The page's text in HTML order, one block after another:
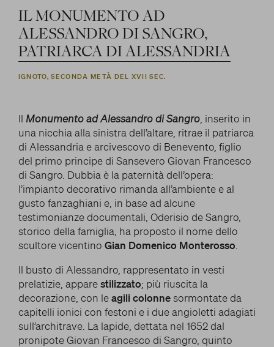
ILMONUMENTO AD
ALESSANDRO DI SANGRO,
PATRIARCA DI ALESSANDRIA
IGNOTO, SECONDA METÀ DEL XVII SEC.
Il Monumento ad Alessandro di Sangro, inserito in
una nicchia alla sinistra dell’altare, ritrae il patriarca
di Alessandria e arcivescovo di Benevento, figlio
del primo principe di Sansevero Giovan Francesco
di Sangro. Dubbia è la paternità dell’opera:
l’impianto decorativo rimanda all’ambiente e al
gusto fanzaghiani e, in base ad alcune
testimonianze documentali, Oderisio de Sangro,
storico della famiglia, ha proposto il nome dello
scultore vicentino Gian Domenico Monterosso
Il busto di Alessandro, rappresentato in vesti
prelatizie, apparestilizzato; più riuscita la
decorazione, con leagili colonnesormontate da
capitelli ionici con festoni e i due angioletti adagiati
sull’architrave. La lapide, dettata nel 1652 dal
pronipote Giovan Francesco di Sangro, quinto